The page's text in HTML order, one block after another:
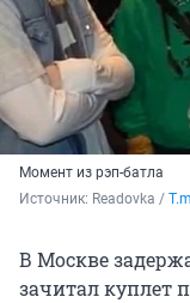
Момент из рэп-батла
Источник: Readovka /
В Москве
зачитал куплет